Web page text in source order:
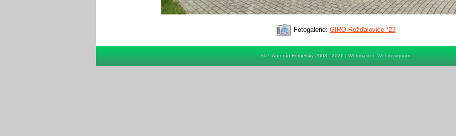
Fotogalerie: GIRO Rožďalovice *23
© P. Antonín Forbelský 2003 - 2026 | Webmaster: Webdesignum